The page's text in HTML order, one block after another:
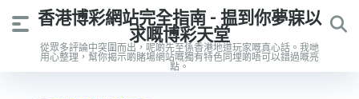
香港博彩網站完全指南 - 揾到你夢寐以
求嘅博彩天堂
從眾多評論中突圍而出，呢啲先至係香港地道玩家嘅真心話。我哋
用心整理，幫你揭示啲賭場網站嘅獨有特色同埋啲唔可以錯過嘅亮
點。